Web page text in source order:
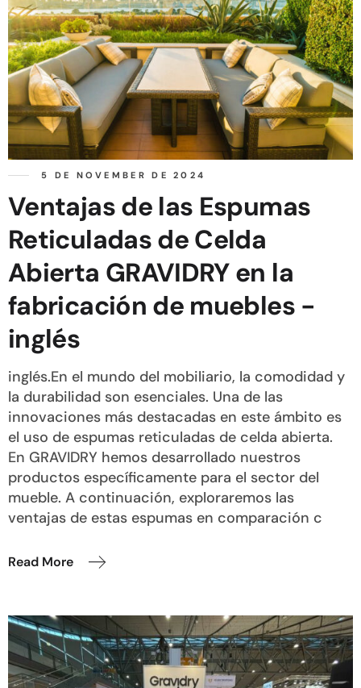
5 DE NOVEMBER DE 2024
Ventajas de las Espumas
Reticuladas de Celda
Abierta GRAVIDRY en la
fabricación de muebles -
inglés
inglés.En el mundo del mobiliario, la comodidad y
la durabilidad son esenciales. Una de las
innovaciones más destacadas en este ámbito es
el uso de espumas reticuladas de celda abierta.
En GRAVIDRY hemos desarrollado nuestros
productos específicamente para el sector del
mueble. A continuación, exploraremos las
ventajas de estas espumas en comparación c
Read More